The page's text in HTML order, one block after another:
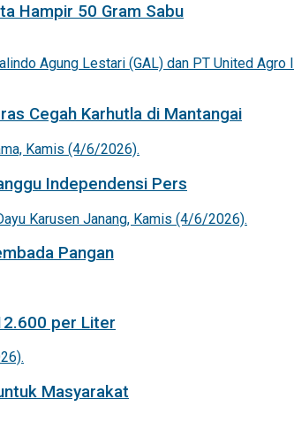
Hampir 50 Gram Sabu
Cegah Karhutla di Mantangai
Independensi Pers
Pangan
per Liter
Masyarakat